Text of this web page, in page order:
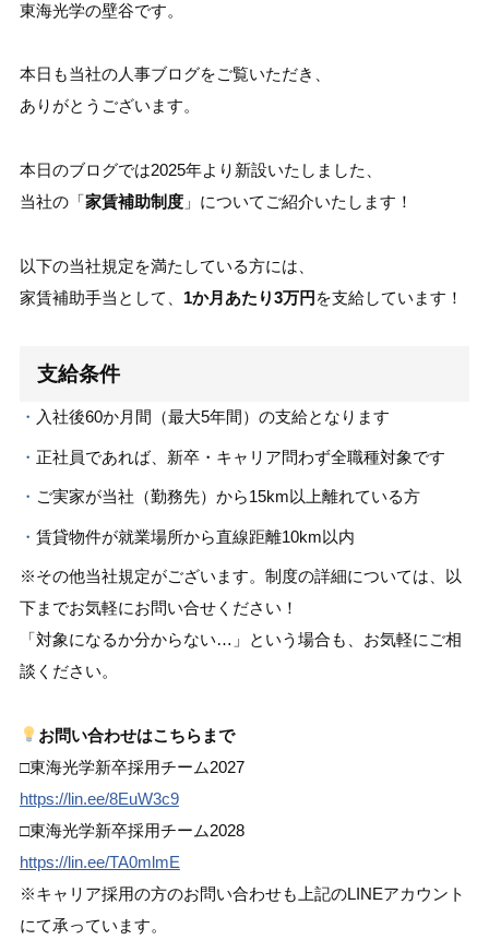
東海光学の壁谷です。
本日も当社の人事ブログをご覧いただき、
ありがとうございます。
本日のブログでは2025年より新設いたしました、
当社の「 家賃補助制度」についてご紹介いたします！
以下の当社規定を満たしている方には、
家賃補助手当として、 1か月あたり3万円 を支給しています！
支給条件
入社後60か月間（最大5年間）の支給となります
正社員であれば、新卒・キャリア問わず全職種対象です
ご実家が当社（勤務先）から15km以上離れている方
賃貸物件が就業場所から直線距離10km以内
※その他当社規定がございます。制度の詳細については、以
下までお気軽にお問い合せください！
「対象になるか分からない…」という場合も、お気軽にご相
談ください。
お問い合わせはこちらまで
□東海光学新卒採用チーム2027
https://lin.ee/8EuW3c9
□東海光学新卒採用チーム2028
https://lin.ee/TA0mlmE
※キャリア採用の方のお問い合わせも上記のLINEアカウント
にて承っています。